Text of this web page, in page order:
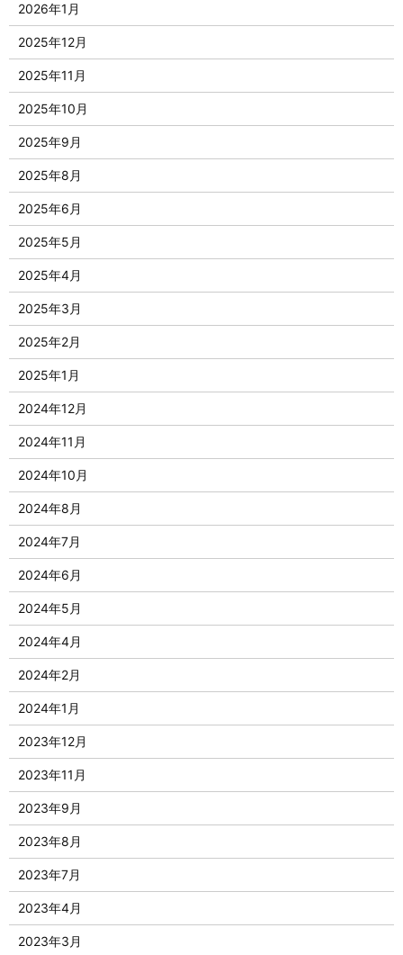
2026年1月
2025年12月
2025年11月
2025年10月
2025年9月
2025年8月
2025年6月
2025年5月
2025年4月
2025年3月
2025年2月
2025年1月
2024年12月
2024年11月
2024年10月
2024年8月
2024年7月
2024年6月
2024年5月
2024年4月
2024年2月
2024年1月
2023年12月
2023年11月
2023年9月
2023年8月
2023年7月
2023年4月
2023年3月